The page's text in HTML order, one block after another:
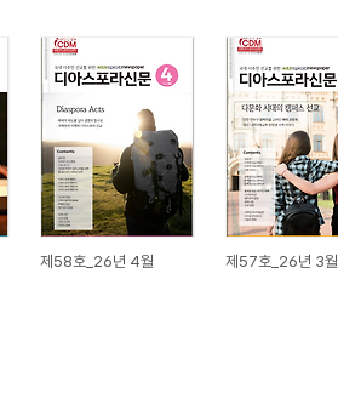
제58호_26년 4월 제57호_26년 3월